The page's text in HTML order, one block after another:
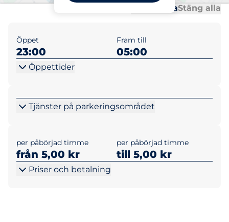
Öppna allaStäng alla
Öppet
23:00
Fram till
05:00
Öppettider
Tjänster på parkeringsområdet
per påbörjad timme
från 5,00 kr
per påbörjad timme
till 5,00 kr
Priser och betalning